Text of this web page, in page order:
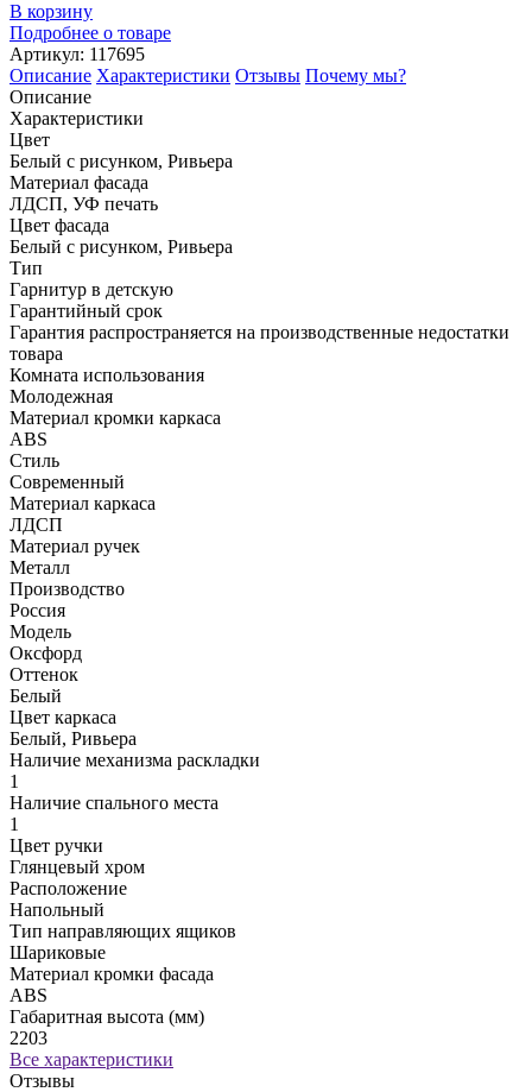
В корзину
Подробнее о товаре
Артикул: 117695
Описание Характеристики Отзывы Почему мы?
Описание
Характеристики
Цвет
Белый с рисунком, Ривьера
Материал фасада
ЛДСП, УФ печать
Цвет фасада
Белый с рисунком, Ривьера
Тип
Гарнитур в детскую
Гарантийный срок
Гарантия распространяется на производственные недостатки
товара
Комната использования
Молодежная
Материал кромки каркаса
ABS
Стиль
Современный
Материал каркаса
ЛДСП
Материал ручек
Металл
Производство
Россия
Модель
Оксфорд
Оттенок
Белый
Цвет каркаса
Белый, Ривьера
Наличие механизма раскладки
1
Наличие спального места
1
Цвет ручки
Глянцевый хром
Расположение
Напольный
Тип направляющих ящиков
Шариковые
Материал кромки фасада
ABS
Габаритная высота (мм)
2203
Все характеристики
Отзывы